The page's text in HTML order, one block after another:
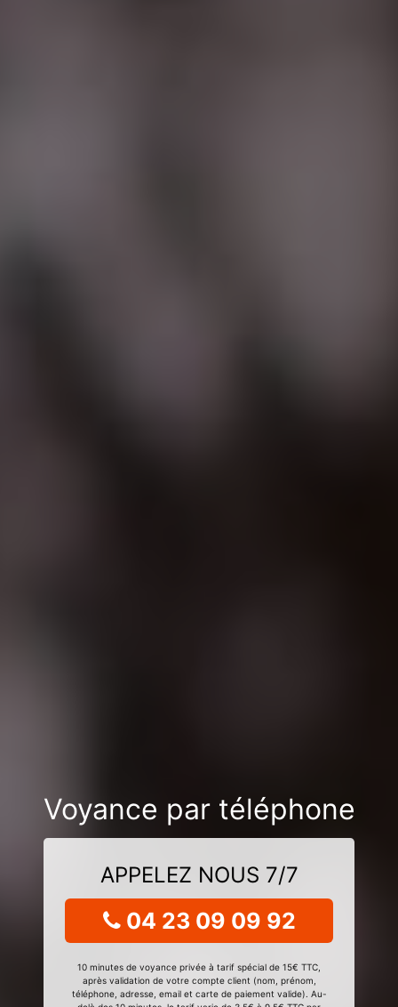
Voyance par téléphone
APPELEZ NOUS 7/7
04 23 09 09 92
10 minutes de voyance privée à tarif spécial de 15€ TTC,
après validation de votre compte client (nom, prénom,
téléphone, adresse, email et carte de paiement valide). Au-